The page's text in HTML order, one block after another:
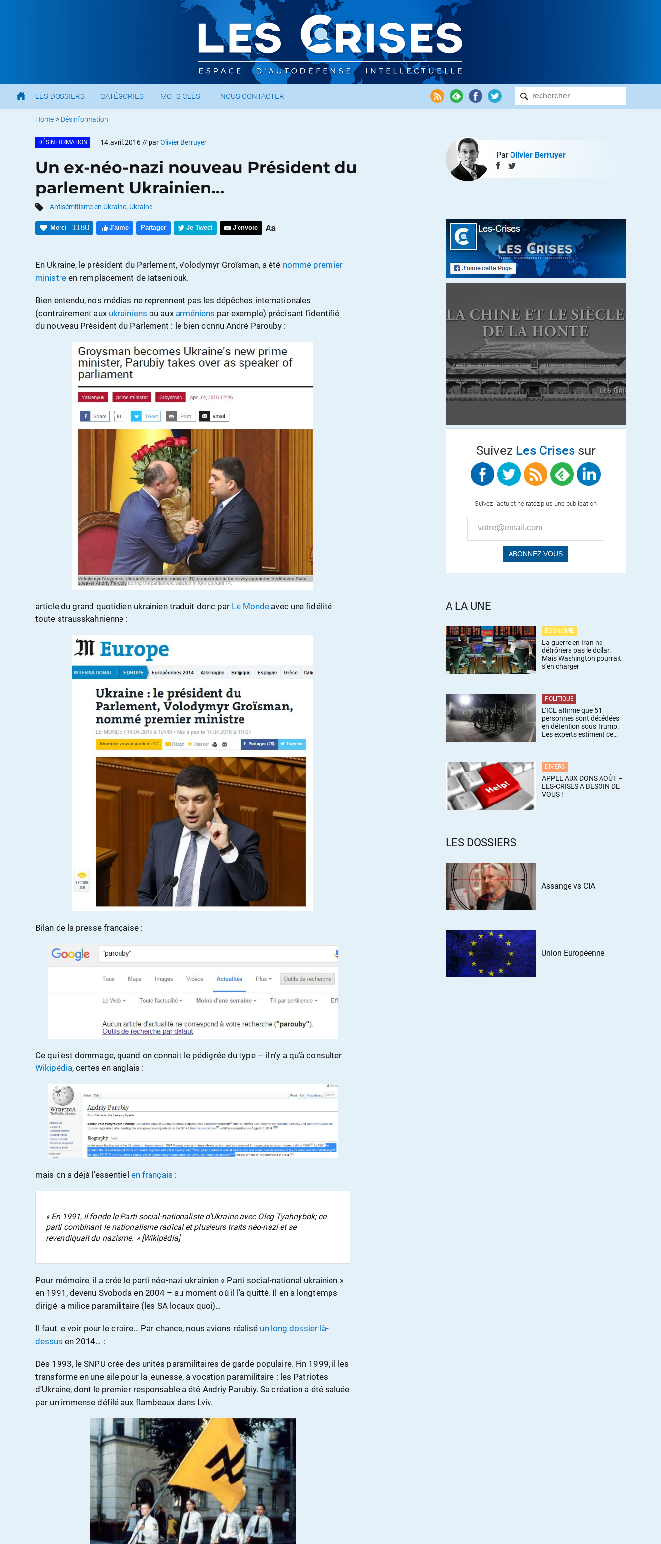
LES DOSSIERS CATÉGORIES MOTS CLÉS NOUS CONTACTER
Home > Désinformation
DÉSINFORMATION 14.avril.2016 // parOlivier Berruyer
Un ex-néo-nazi nouveau Président du
parlement Ukrainien…
Antisémitisme en Ukraine, Ukraine
Merci 1180 J'aime Partager Je Tweet J'envoie
En Ukraine, le président du Parlement, Volodymyr Groïsman, a été nommé premier
ministre en remplacement de Iatseniouk.
Bien entendu, nos médias ne reprennent pas les dépêches internationales
(contrairement aux ukrainiensou aux arméniens par exemple) précisant l’identifié
du nouveau Président du Parlement : le bien connu André Parouby :
article du grand quotidien ukrainien traduit donc par Le Monde avec une fidélité
toute strausskahnienne :
Bilan de la presse française :
Ce qui est dommage, quand on connait le pédigrée du type – il n’y a qu’à consulter
Wikipédia, certes en anglais :
mais on a déjà l’essentiel en français :
« En 1991, il fonde le Parti social-nationaliste d’Ukraine avec Oleg Tyahnybok; ce
parti combinant le nationalisme radical et plusieurs traits néo-nazi et se
revendiquait du nazisme. » [Wikipédia]
Pour mémoire, il a créé le parti néo-nazi ukrainien « Parti social-national ukrainien »
en 1991, devenu Svoboda en 2004 – au moment où il l’a quitté. Il en a longtemps
dirigé la milice paramilitaire (les SA locaux quoi)…
Il faut le voir pour le croire… Par chance, nous avions réalisé un long dossier là-
dessus en 2014… :
Dès 1993, le SNPU crée des unités paramilitaires de garde populaire. Fin 1999, il les
transforme en une aile pour la jeunesse, à vocation paramilitaire : les Patriotes
d’Ukraine, dont le premier responsable a été Andriy Parubiy. Sa création a été saluée
par un immense défilé aux flambeaux dans Lviv.
ParOlivier Berruyer
Suivez Les Crisessur
Suivez l'actu et ne ratez plus une publication
A LA UNE
ÉCONOMIE
La guerre en Iran ne
détrônera pas le dollar.
Mais Washington pourrait
s’en charger
POLITIQUE
L’ICE affirme que 51
personnes sont décédées
en détention sous Trump.
Les experts estiment ce
DIVERS
APPEL AUX DONS AOÛT –
LES-CRISES A BESOIN DE
VOUS !
LES DOSSIERS
Assange vs CIA
Union Européenne